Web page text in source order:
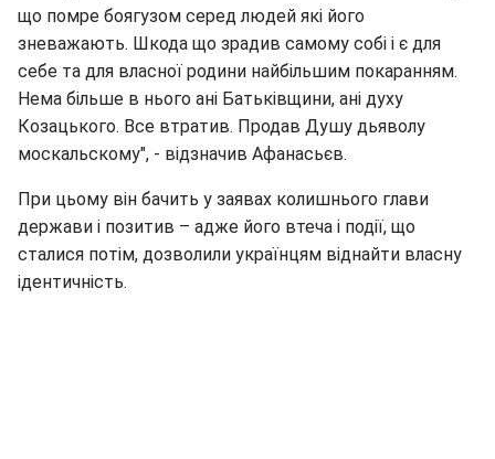
що помре боягузом серед людей які його
зневажають. Шкода що зрадив самому собі і є для
себе та для власної родини найбільшим покаранням.
Нема більше в нього ані Батьківщини, ані духу
Козацького. Все втратив. Продав Душу дьяволу
москальскому", - відзначив Афанасьєв.
При цьому він бачить у заявах колишнього глави
держави і позитив – адже його втеча і події, що
сталися потім, дозволили українцям віднайти власну
ідентичність.